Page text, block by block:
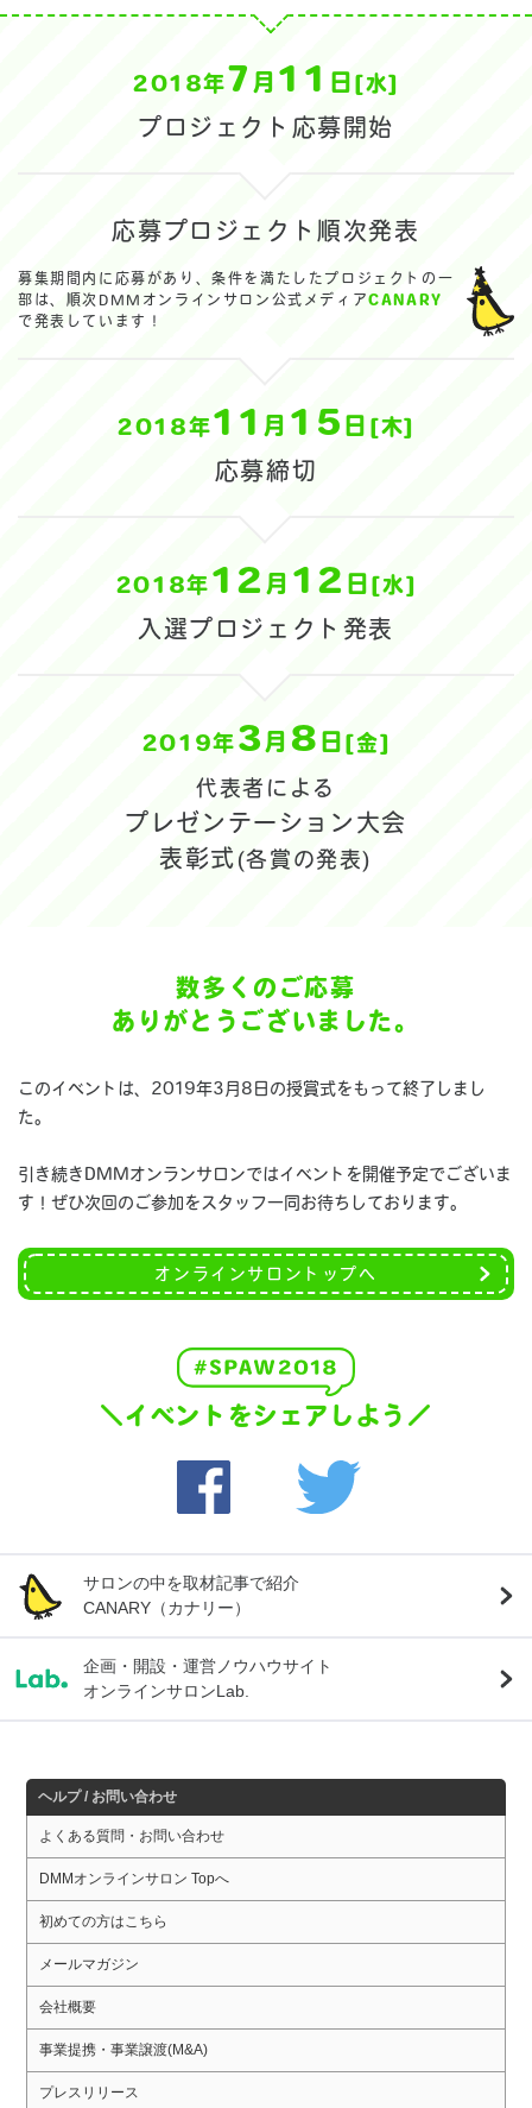
2018年 7 月 11 日 [水]
プロジェクト応募開始
応募プロジェクト順次発表
募集期間内に応募があり、条件を満たしたプロジェクトの一
部は、順次DMMオンラインサロン公式メディアCANARY
で発表しています！
2018年11 月 15 日 [木]
応募締切
2018年 12 月 12 日 [水]
入選プロジェクト発表
2019年 3月 8 日 [金]
代表者による
プレゼンテーション大会
表彰式(各賞の発表)
数多くのご応募
ありがとうございました。
このイベントは、2019年3月8日の授賞式をもって終了しまし
た。
引き続きDMMオンランサロンではイベントを開催予定でございま
す！ぜひ次回のご参加をスタッフ一同お待ちしております。
オンラインサロントップへ
＼イベントをシェアしよう／
サロンの中を取材記事で紹介
CANARY（カナリー）
企画・開設・運営ノウハウサイト
オンラインサロンLab.
ヘルプ / お問い合わせ
よくある質問・お問い合わせ
DMMオンラインサロン Topへ
初めての方はこちら
メールマガジン
会社概要
事業提携・事業譲渡(M&A)
プレスリリース